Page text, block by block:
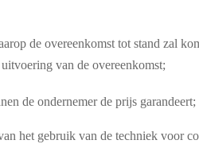
de overeenkomst tot stand zal
van de overeenkomst;
de ondernemer de prijs garandeert;
het gebruik van de techniek voor